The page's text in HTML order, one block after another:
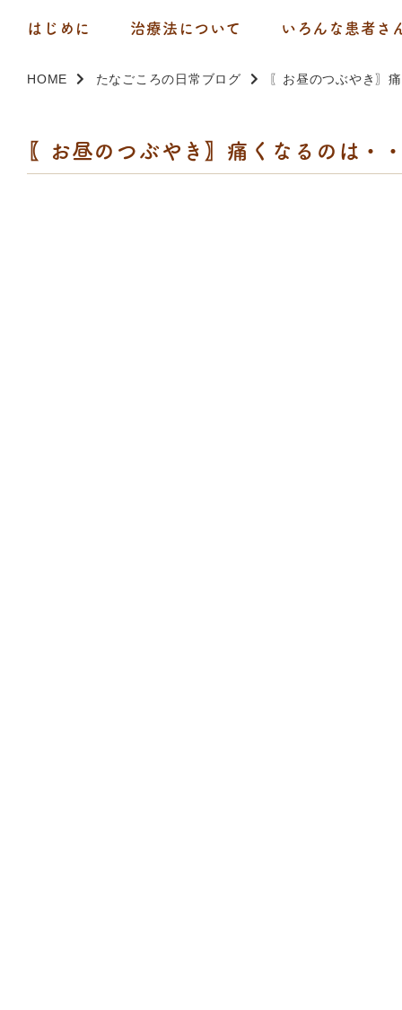
はじめに 治療法について いろんな患者さ
HOME たなごころの日常ブログ 〖お昼のつぶやき〗
〖お昼のつぶやき〗痛くなるのは・